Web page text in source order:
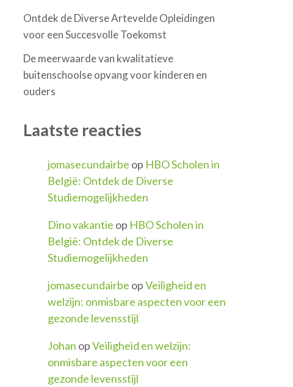
Ontdek de Diverse Artevelde Opleidingen
voor een Succesvolle Toekomst
De meerwaarde van kwalitatieve
buitenschoolse opvang voor kinderen en
ouders
Laatste reacties
jomasecundairbe op HBO Scholen in
België: Ontdek de Diverse
Studiemogelijkheden
Dino vakantie op HBO Scholen in
België: Ontdek de Diverse
Studiemogelijkheden
jomasecundairbe opVeiligheid en
welzijn: onmisbare aspecten voor een
gezonde levensstijl
Johan opVeiligheid en welzijn:
onmisbare aspecten voor een
gezonde levensstijl